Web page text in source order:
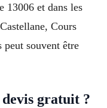
13006 et dans les
Cours
peut souvent être
gratuit ?